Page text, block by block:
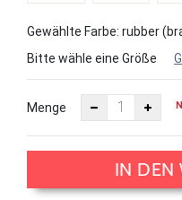
Gewählte Farbe: rubber
Bitte wähle eine Größe
Menge
IN DEN